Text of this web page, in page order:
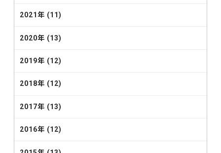
2021年 (11)
2020年 (13)
2019年 (12)
2018年 (12)
2017年 (13)
2016年 (12)